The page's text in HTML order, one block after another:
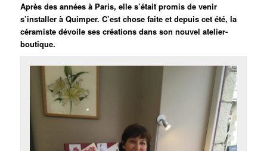
Après des années à Paris, elle s’était promis de venir
s’installer à Quimper. C’est chose faite et depuis cet été, la
céramiste dévoile ses créations dans son nouvel atelier-
boutique.